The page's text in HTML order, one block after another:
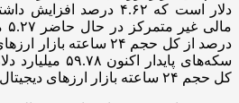
دلار است که ۴.۶۲ درصد
درصد از کل حجم ۲۴ ساعته
کل حجم ۲۴ ساعته بازار ارزهای دیجیتال را تشکیل می‌دهد.